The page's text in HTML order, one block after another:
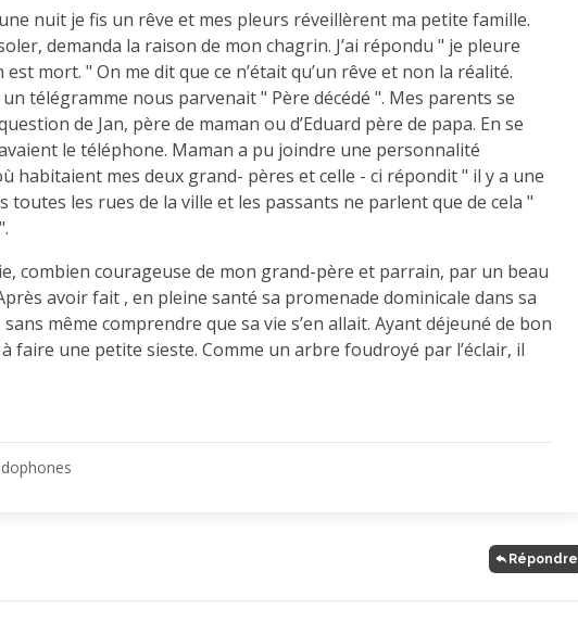
nuit je fis un rêve et mes pleurs réveillèrent ma petite famille.
demanda la raison de mon chagrin. J’ai répondu " je pleure
mort. " On me dit que ce n’était qu’un rêve et non la réalité.
télégramme nous parvenait " Père décédé ". Mes parents se
de Jan, père de maman ou d’Eduard père de papa. En se
le téléphone. Maman a pu joindre une personnalité
habitaient mes deux grand- pères et celle - ci répondit " il y a une
toutes les rues de la ville et les passants ne parlent que de cela "
combien courageuse de mon grand-père et parrain, par un beau
avoir fait , en pleine santé sa promenade dominicale dans sa
même comprendre que sa vie s’en allait. Ayant déjeuné de bon
faire une petite sieste. Comme un arbre foudroyé par l’éclair, il
Répondre